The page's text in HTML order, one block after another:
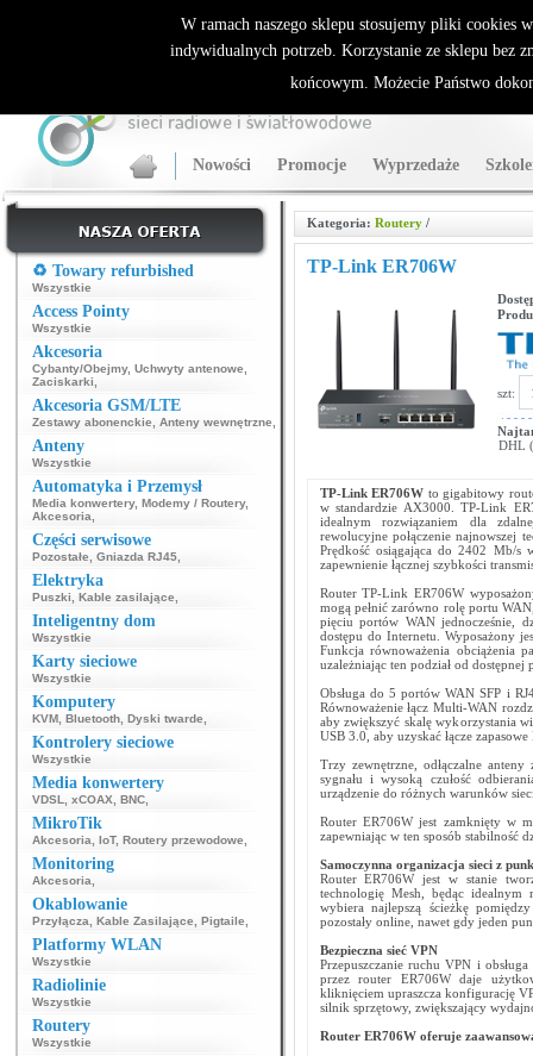
ALLNET.PL Sieci bezprzewodowe - generalny dystrybutor Sparklan
Nowości Promocje Wyprzedaże
♻️ Towary refurbished
Wszystkie
Access Pointy
Wszystkie
Akcesoria
Cybanty/Obejmy, Uchwyty antenowe
Zaciskarki
Akcesoria GSM/LTE
Zestawy abonenckie Anteny wewnętrzne
Anteny
Wszystkie
Automatyka i Przemysł
Media konwertery, Modemy / Routery,
Akcesoria
Części serwisowe
Pozostałe Gniazda RJ45
Elektryka
Puszki Kable zasilające
Inteligentny dom
Wszystkie
Karty sieciowe
Wszystkie
Komputery
KVM Bluetooth Dyski twarde
Kontrolery sieciowe
Wszystkie
Media konwertery
VDSL xCOAX BNC
MikroTik
Akcesoria IoT, Routery przewodowe
Monitoring
Akcesoria
Okablowanie
Przyłącza Kable Zasilające Pigtaile
Platformy WLAN
Wszystkie
Radiolinie
Wszystkie
Routery
Wszystkie
Kategoria: Routery/
TP-Link ER706W
szt:
DHL
TP-LinkER706W to gigabitowy
w standardzie AX3000. TP-Link
idealnym rozwiązaniem dla
rewolucyjne połączenie najnowszej
Prędkość osiągająca do 2402 Mb/
zapewnienie łącznej szybkości
Router TP-Link ER706W
mogą pełnić zarówno rolę portu
pięciu portów WAN jednocześnie,
dostępu do Internetu. Wyposażony
Funkcja równoważenia obciążenia
uzależniając ten podział od
Obsługa do 5 portów WAN SFP i
Równoważenie łącz Multi‑WAN
aby zwiększyć skalę wykorzystania
USB 3.0, aby uzyskać łącze
Trzy zewnętrzne, odłączalne anteny
sygnału i wysoką czułość
urządzenie do różnych warunków
Router ER706W jest zamknięty w
zapewniając w ten sposób stabilność
Samoczynna organizacja sieci z
Router ER706W jest w stanie
technologię Mesh, będąc idealnym
wybiera najlepszą ścieżkę
pozostały online, nawet gdy jeden
Bezpieczna sieć VPN
Przepuszczanie ruchu VPN i
przez router ER706W daje
kliknięciem upraszcza konfigurację
silnik sprzętowy, zwiększający
Router ER706W oferuje
W ramach naszego sklepu stosujemy pliki cookies
indywidualnych potrzeb. Korzystanie ze sklepu bez
końcowym. Możecie Państwo